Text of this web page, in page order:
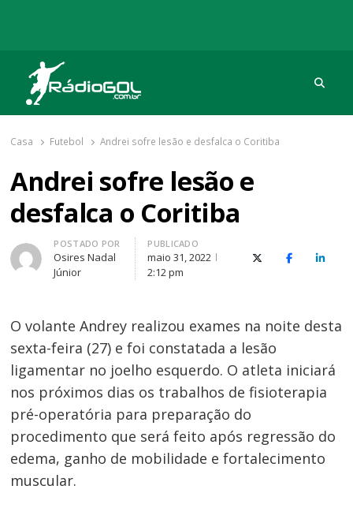
Rádio Gol
Há mais de 20 anos com as melhores coberturas
Casa Futebol Andrei sofre lesão e desfalca o Coritiba
Andrei sofre lesão e
desfalca o Coritiba
Autor
POSTADO POR
Osires Nadal
Júnior
PUBLICADO
maio 31, 2022
2:12 pm
X (Twitter)Facebook
O
O volante Andrey realizou exames na noite desta
sexta-feira (27) e foi constatada a lesão
ligamentar no joelho esquerdo. O atleta iniciará
nos próximos dias os trabalhos de fisioterapia
pré-operatória para preparação do
procedimento que será feito após regressão do
edema, ganho de mobilidade e fortalecimento
muscular.